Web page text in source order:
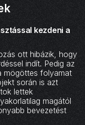
kezdeni a
ott hibázik, hogy
indít. Pedig az
mögöttes folyamat
során is azt
lettek
magától
bevezetést